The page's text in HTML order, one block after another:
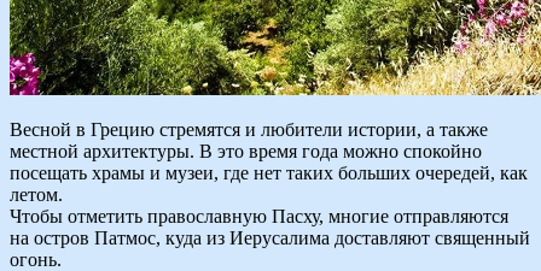
Весной в Грецию стремятся и любители истории, а также
местной архитектуры. В это время года можно спокойно
посещать храмы и музеи, где нет таких больших очередей, как
летом.
Чтобы отметить православную Пасху, многие отправляются
на остров Патмос, куда из Иерусалима доставляют священный
огонь.